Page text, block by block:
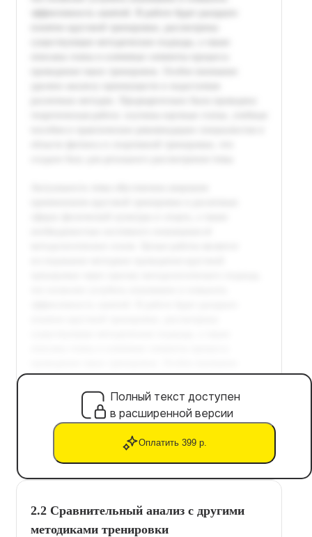
Полный текст доступен
в расширенной версии
Оплатить 399 р.
2.2 Сравнительный анализ с другими
методиками тренировки